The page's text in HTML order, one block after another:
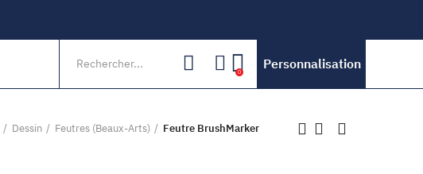
0
Personnalisation
Dessin Feutres (Beaux-Arts) Feutre BrushMarker